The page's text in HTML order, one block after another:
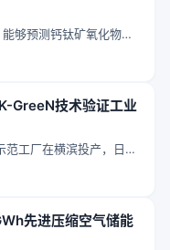
够预测钙钛矿氧化物在
清洁能源技术中钙钛矿
温空气分离和化学链燃
GreeN技术验证工业
工厂在横滨投产，日产
新基金资助、旭化成提
工厂采用集成控制系统
先进压缩空气储能